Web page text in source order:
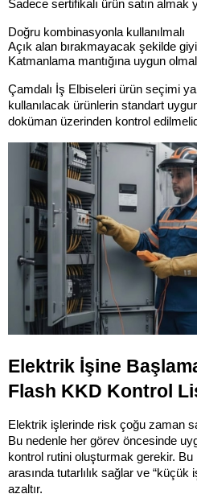
Sadece sertifikalı ürün satın almak
Doğru kombinasyonla kullanılmalı
Açık alan bırakmayacak şekilde
Katmanlama mantığına uygun
Çamdalı İş Elbiseleri ürün seçimi
kullanılacak ürünlerin standart
doküman üzerinden kontrol
Elektrik İşine
Flash KKD Kontrol
Elektrik işlerinde risk çoğu zaman
Bu nedenle her görev öncesinde
kontrol rutini oluşturmak gerekir.
arasında tutarlılık sağlar ve “küçük
azaltır.